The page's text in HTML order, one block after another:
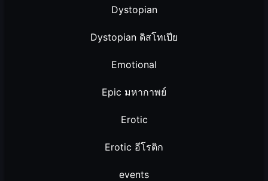
Dystopian
Dystopian ดิสโทเปีย
Emotional
Epic มหากาพย์
Erotic
Erotic อีโรติก
events